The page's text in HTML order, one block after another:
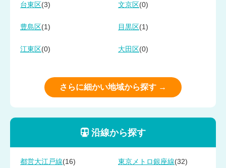
台東区 (3) 文京区 (0)
豊島区 (1) 目黒区 (1)
江東区 (0) 大田区 (0)
さらに細かい地域から探す →
沿線から探す
都営大江戸線(16) 東京メトロ銀座線(32)